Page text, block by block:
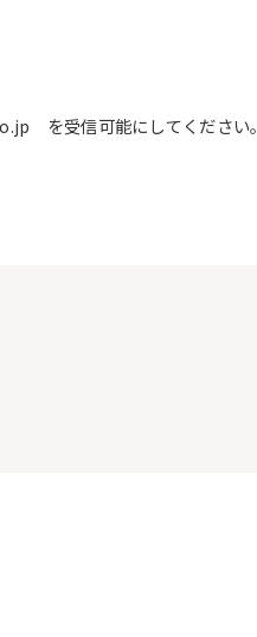
を受信可能にしてください。